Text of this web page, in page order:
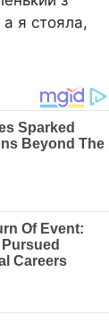
я стояла,